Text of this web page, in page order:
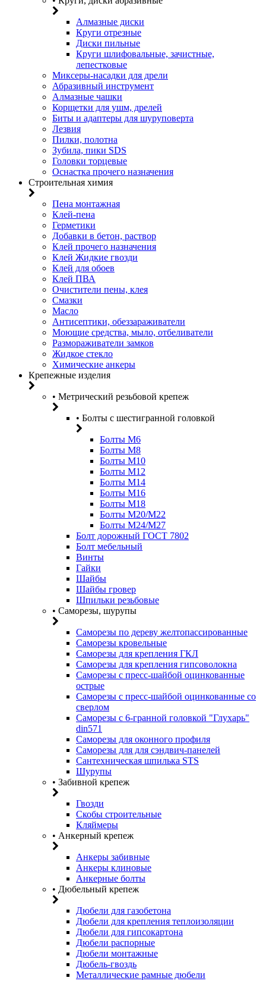
Алмазные диски
Круги отрезные
Диски пильные
Круги шлифовальные, зачистные,
лепестковые
Миксеры-насадки для дрели
Абразивный инструмент
Алмазные чашки
Корщетки для ушм, дрелей
Биты и адаптеры для шуруповерта
Лезвия
Пилки, полотна
Зубила, пики SDS
Головки торцевые
Оснастка прочего назначения
Строительная химия
Пена монтажная
Клей-пена
Герметики
Добавки в бетон, раствор
Клей прочего назначения
Клей Жидкие гвозди
Клей для обоев
Клей ПВА
Очистители пены, клея
Смазки
Масло
Антисептики, обеззараживатели
Моющие средства, мыло, отбеливатели
Размораживатели замков
Жидкое стекло
Химические анкеры
Крепежные изделия
• Метрический резьбовой крепеж
• Болты с шестигранной головкой
Болты М6
Болты М8
Болты М10
Болты М12
Болты М14
Болты М16
Болты М18
Болты М20/M22
Болты М24/М27
Болт дорожный ГОСТ 7802
Болт мебельный
Винты
Гайки
Шайбы
Шайбы гровер
Шпильки резьбовые
• Саморезы, шурупы
Саморезы по дереву желтопассированные
Саморезы кровельные
Саморезы для крепления ГКЛ
Саморезы для крепления гипсоволокна
Саморезы с пресс-шайбой оцинкованные
острые
Саморезы с пресс-шайбой оцинкованные со
сверлом
Саморезы с 6-гранной головкой "Глухарь"
din571
Саморезы для оконного профиля
Саморезы для для сэндвич-панелей
Сантехническая шпилька STS
Шурупы
• Забивной крепеж
Гвозди
Скобы строительные
Кляймеры
• Анкерный крепеж
Анкеры забивные
Анкеры клиновые
Анкерные болты
• Дюбельный крепеж
Дюбели для газобетона
Дюбели для крепления теплоизоляции
Дюбели для гипсокартона
Дюбели распорные
Дюбели монтажные
Дюбель-гвоздь
Металлические рамные дюбели